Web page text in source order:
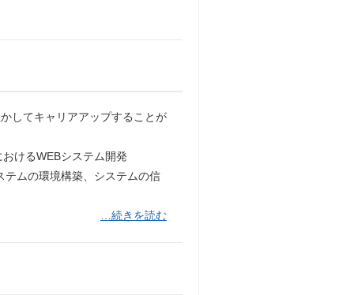
してキャリアアップすることが
けるWEBシステム開発
テムの環境構築、システムの信
…続きを読む